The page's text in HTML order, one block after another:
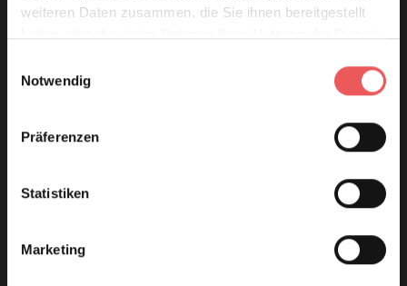
weiteren Daten zusammen, die Sie ihnen bereitgestellt
Notwendig
Präferenzen
Statistiken
Marketing